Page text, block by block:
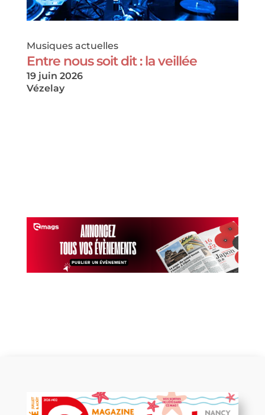
Musiques actuelles
Entre nous soit dit : la veillée
19 juin 2026
Vézelay